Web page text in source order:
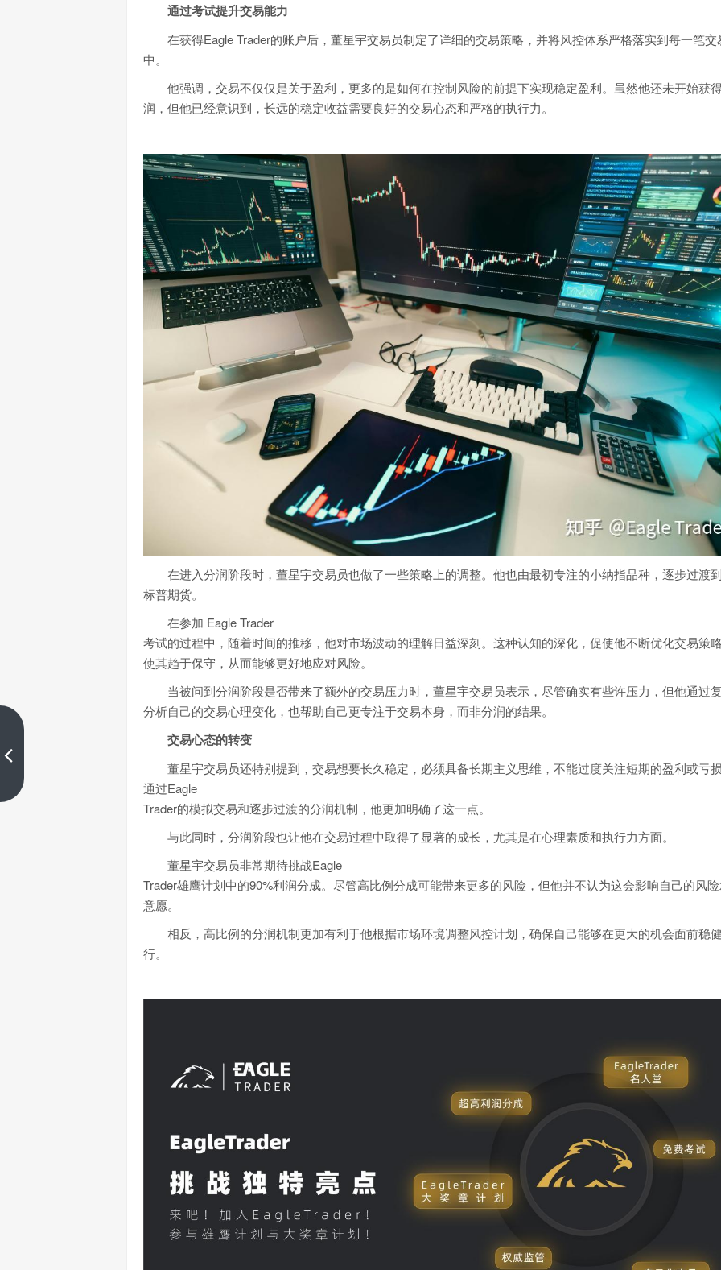
探秘Eagle Trader：掌握风险管
理，提升自营交易的盈利潜力
上一篇
通过考试提升交易能力
在获得Eagle Trader的账户后，董星宇交易员制定了详细的交易策略，并将风控体系严格落实到每一笔交
中。
他强调，交易不仅仅是关于盈利，更多的是如何在控制风险的前提下实现稳定盈利。虽然他还未开始获
润，但他已经意识到，长远的稳定收益需要良好的交易心态和严格的执行力。
在进入分润阶段时，董星宇交易员也做了一些策略上的调整。他也由最初专注的小纳指品种，逐步过渡
标普期货。
在参加 Eagle Trader
考试的过程中，随着时间的推移，他对市场波动的理解日益深刻。这种认知的深化，促使他不断优化交易策略
使其趋于保守，从而能够更好地应对风险。
当被问到分润阶段是否带来了额外的交易压力时，董星宇交易员表示，尽管确实有些许压力，但他通过
分析自己的交易心理变化，也帮助自己更专注于交易本身，而非分润的结果。
交易心态的转变
董星宇交易员还特别提到，交易想要长久稳定，必须具备长期主义思维，不能过度关注短期的盈利或亏损
通过Eagle
Trader的模拟交易和逐步过渡的分润机制，他更加明确了这一点。
与此同时，分润阶段也让他在交易过程中取得了显著的成长，尤其是在心理素质和执行力方面。
董星宇交易员非常期待挑战Eagle
Trader雄鹰计划中的90%利润分成。尽管高比例分成可能带来更多的风险，但他并不认为这会影响自己的风
意愿。
相反，高比例的分润机制更加有利于他根据市场环境调整风控计划，确保自己能够在更大的机会面前稳
行。